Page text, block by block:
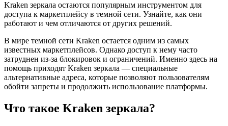
Kraken зеркала остаются популярным инструментом для
доступа к маркетплейсу в темной сети. Узнайте, как они
работают и чем отличаются от других решений.
В мире темной сети Kraken остается одним из самых
известных маркетплейсов. Однако доступ к нему часто
затруднен из-за блокировок и ограничений. Именно здесь на
помощь приходят Kraken зеркала — специальные
альтернативные адреса, которые позволяют пользователям
обойти запреты и продолжить использование платформы.
Что такое Kraken зеркала?